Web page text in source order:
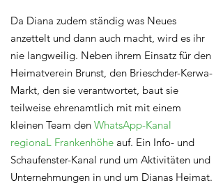
Da Diana zudem ständig was Neues
anzettelt und dann auch macht, wird es ihr
nie langweilig. Neben ihrem Einsatz für den
Heimatverein Brunst, den Brieschder-Kerwa-
Markt, den sie verantwortet, baut sie
teilweise ehrenamtlich mit mit einem
kleinen Team den WhatsApp-Kanal
regionaL Frankenhöhe auf. Ein Info- und
Schaufenster-Kanal rund um Aktivitäten und
Unternehmungen in und um Dianas Heimat.